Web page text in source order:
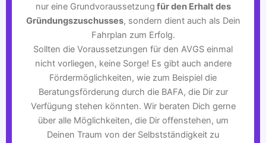
nur eine Grundvoraussetzung für den Erhalt des
Gründungszuschusses, sondern dient auch als Dein
Fahrplan zum Erfolg.
Sollten die Voraussetzungen für den AVGS einmal
nicht vorliegen, keine Sorge! Es gibt auch andere
Fördermöglichkeiten, wie zum Beispiel die
Beratungsförderung durch die BAFA, die Dir zur
Verfügung stehen könnten. Wir beraten Dich gerne
über alle Möglichkeiten, die Dir offenstehen, um
Deinen Traum von der Selbstständigkeit zu